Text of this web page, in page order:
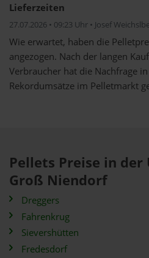
Lieferzeiten
27.07.2026 • 09:23 Uhr • Josef
Wie erwartet, haben die
angezogen. Nach der langen
Verbraucher hat die Nachfrage
Rekordumsätze im Pelletmarkt
Pellets Preise in der
Groß Niendorf
Dreggers
Fahrenkrug
Sievershütten
Fredesdorf